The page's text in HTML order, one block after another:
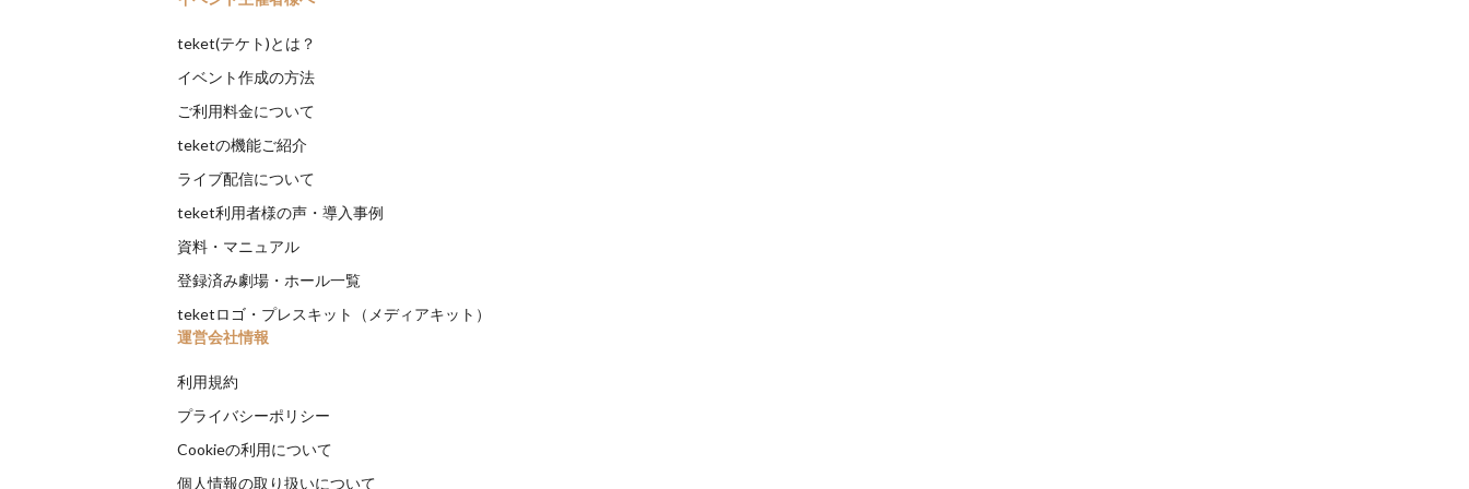
teket(テケト)とは？
イベント作成の方法
ご利用料金について
teketの機能ご紹介
ライブ配信について
teket利用者様の声・導入事例
資料・マニュアル
登録済み劇場・ホール一覧
teketロゴ・プレスキット（メディアキット）
運営会社情報
利用規約
プライバシーポリシー
Cookieの利用について
個人情報の取り扱いについて